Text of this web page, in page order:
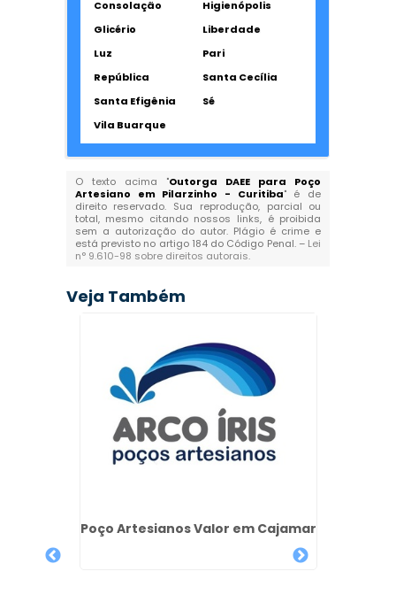
Consolação
Higienópolis
Glicério
Liberdade
Luz
Pari
República
Santa Cecília
Santa Efigênia
Sé
Vila Buarque
O texto acima "Outorga DAEE para Poço
Artesiano em Pilarzinho - Curitiba" é de
direito reservado. Sua reprodução, parcial ou
total, mesmo citando nossos links, é proibida
sem a autorização do autor. Plágio é crime e
está previsto no artigo 184 do Código Penal. – Lei
n° 9.610-98 sobre direitos autorais.
Veja Também
Poço Artesianos Valor em Cajamar